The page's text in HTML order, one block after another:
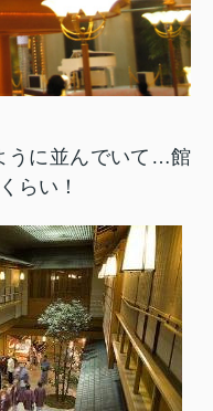
うに並んでいて…館
らい！